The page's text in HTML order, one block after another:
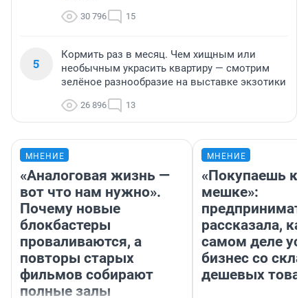
30 796 15
5
Кормить раз в месяц. Чем хищным или
необычным украсить квартиру — смотрим
зелёное разнообразие на выставке экзотики
26 896 13
МНЕНИЕ
«Аналоговая жизнь —
вот что нам нужно».
Почему новые
блокбастеры
проваливаются, а
повторы старых
фильмов собирают
полные залы
МНЕНИЕ
«Покупаешь
мешке»:
рассказала,
самом деле
бизнес со
дешевых